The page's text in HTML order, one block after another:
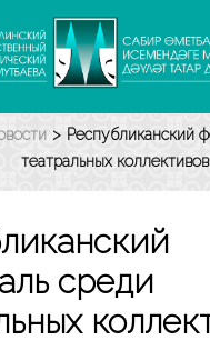
> Республиканский
театральных коллективов
среди